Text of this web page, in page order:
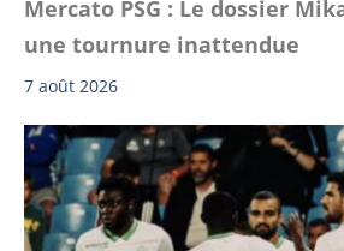
Mercato PSG : Le dossier
une tournure inattendue
7 août 2026